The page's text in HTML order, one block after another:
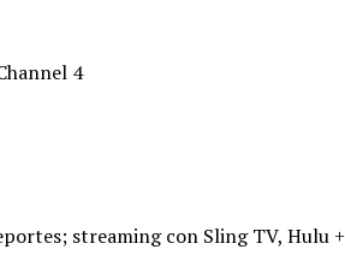
4
streaming con Sling TV, Hulu +